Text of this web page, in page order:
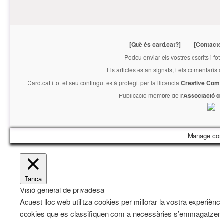
[Què és card.cat?]
Podeu enviar els vostres escrits i
Els articles estan signats, i els
Card.cati tot el seu contingut està protegit per la llicencia Creative
Publicació membre de l'Associació
Manage
Tanca
Visió general de privadesa
Aquest lloc web utilitza cookies per millorar la vostra
cookies que es classifiquen com a necessàries